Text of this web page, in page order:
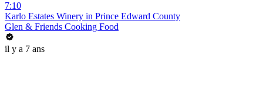
7:10
Karlo Estates Winery in Prince Edward County
Glen & Friends Cooking Food
il y a 7 ans